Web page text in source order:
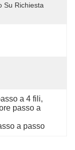
Su Richiesta
a 4 fili,
passo a
a passo